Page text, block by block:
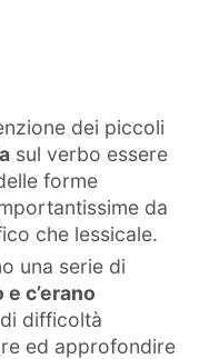
dei piccoli
sul verbo essere
forme
da
che lessicale.
una serie di
e c’erano
difficoltà
ed approfondire